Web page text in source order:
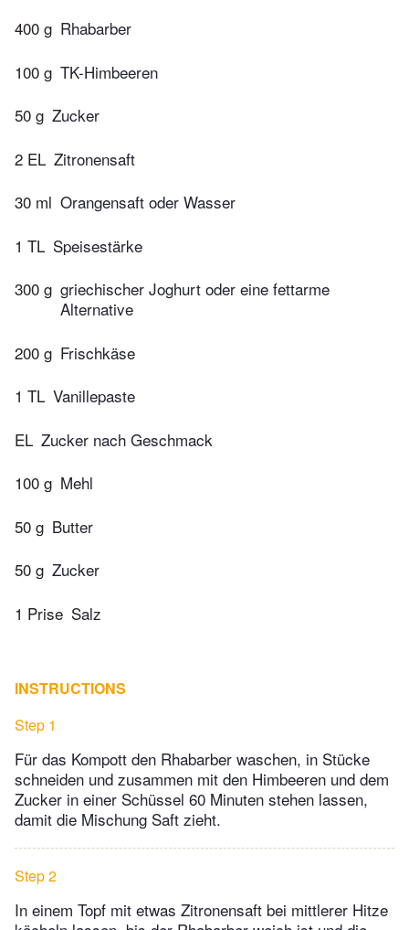
400 g Rhabarber
100 g TK-Himbeeren
50 g Zucker
2 EL Zitronensaft
30 ml Orangensaft oder Wasser
1 TL Speisestärke
300 g griechischer Joghurt oder eine fettarme
Alternative
200 g Frischkäse
1 TL Vanillepaste
EL Zucker nach Geschmack
100 g Mehl
50 g Butter
50 g Zucker
1 Prise Salz
INSTRUCTIONS
Step 1
Für das Kompott den Rhabarber waschen, in Stücke
schneiden und zusammen mit den Himbeeren und dem
Zucker in einer Schüssel 60 Minuten stehen lassen,
damit die Mischung Saft zieht.
Step 2
In einem Topf mit etwas Zitronensaft bei mittlerer Hitze